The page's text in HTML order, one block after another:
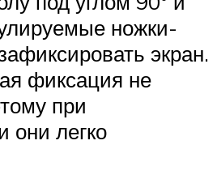
ножки-
экран.
фиксация не
при
они легко